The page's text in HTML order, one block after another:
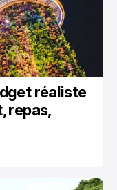
réaliste
repas,